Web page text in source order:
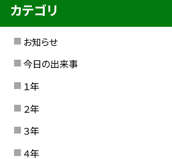
カテゴリ
お知らせ
今日の出来事
１年
２年
３年
４年